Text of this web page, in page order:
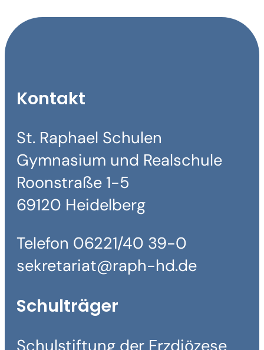
Kontakt
St. Raphael Schulen
Gymnasium und Realschule
Roonstraße 1-5
69120 Heidelberg
Telefon 06221/40 39-0
sekretariat@raph-hd.de
Schulträger
Schulstiftung der Erzdiözese